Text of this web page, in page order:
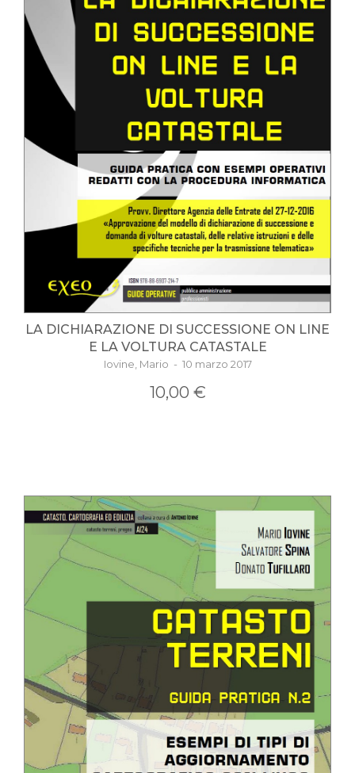
LA DICHIARAZIONE DI SUCCESSIONE ON LINE
E LA VOLTURA CATASTALE
Iovine, Mario - 10 marzo 2017
10,00 €